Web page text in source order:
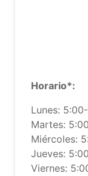
Horario*:
Lunes:
Martes:
Miércoles:
Jueves:
Viernes: